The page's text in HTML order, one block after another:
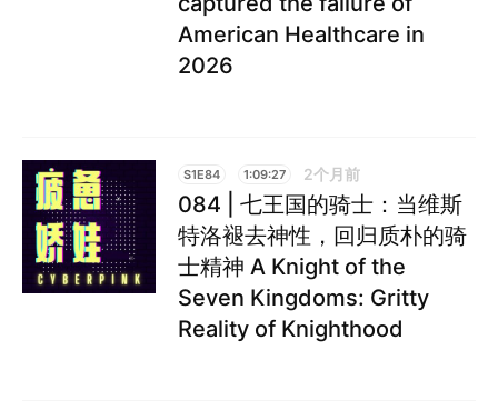
American Healthcare in
2026
S1E84 1:09:27 2个月前
084 | 七王国的骑士：当维斯
特洛褪去神性，回归质朴的骑
士精神 A Knight of the
Seven Kingdoms: Gritty
Reality of Knighthood